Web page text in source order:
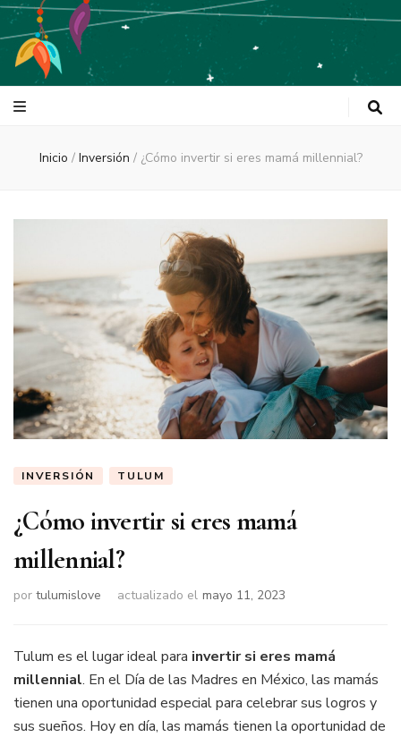
Tulum Is Love
Inicio / Inversión / ¿Cómo invertir si eres mamá millennial?
INVERSIÓN TULUM
¿Cómo invertir si eres mamá
millennial?
por tulumislove actualizado el mayo 11, 2023
Tulum es el lugar ideal para invertir si eres mamá
millennial. En el Día de las Madres en México, las mamás
tienen una oportunidad especial para celebrar sus logros y
sus sueños. Hoy en día, las mamás tienen la oportunidad de